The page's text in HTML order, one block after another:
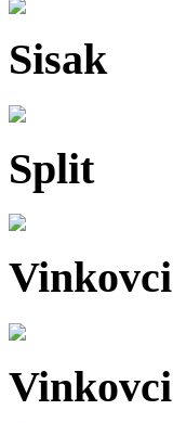
Sisak
Split
Vinkovci
Vinkovci